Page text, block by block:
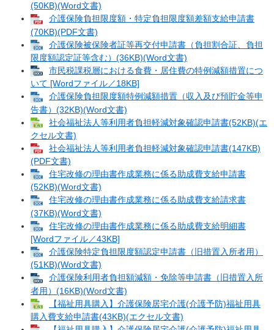
(50KB)(Word文書)
介護保険負担限度額・特定負担限度額差額支給申請書
(70KB)(PDF文書)
介護保険被保険者証等再交付申請書（負担割合証、負担
限度額認定証等含む）(36KB)(Word文書)
市民税課税層における食費・居住費の特例減額措置につ
いて [Wordファイル／18KB]
介護保険負担限度額特例減額措置（収入及び預貯金等申
告書）(32KB)(Word文書)
社会福祉法人等利用者負担軽減対象確認申請書(52KB)(エ
クセル文書)
社会福祉法人等利用者負担軽減対象確認申請書(147KB)
(PDF文書)
住宅改修の理由書作成業務に係る助成費支給申請書
(52KB)(Word文書)
住宅改修の理由書作成業務に係る助成費支給請求書
(37KB)(Word文書)
住宅改修の理由書作成業務に係る助成費支給明細書
[Wordファイル／43KB]
介護保険特定負担限度額認定申請書（旧措置入所者用）
(51KB)(Word文書)
介護保険利用者負担額減額・免除等申請書（旧措置入所
者用）(16KB)(Word文書)
【福祉用具購入】介護保険居宅介護(介護予防)福祉用具
購入費支給申請書(43KB)(エクセル文書)